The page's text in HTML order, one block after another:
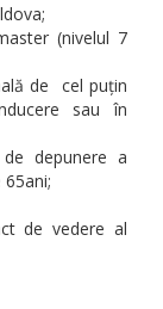
(nivelul 7
de cel puțin
sau în
depunere a
de vedere al